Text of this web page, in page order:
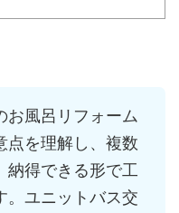
お風呂リフォーム
点を理解し、複数
納得できる形で工
。ユニットバス交